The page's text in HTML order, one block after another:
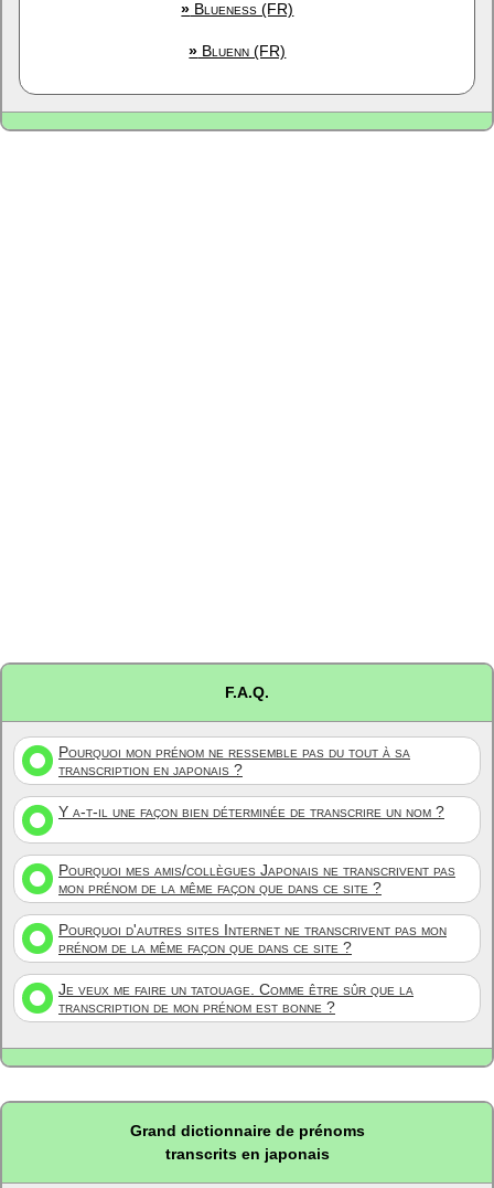
» Blueness (FR)
» Bluenn (FR)
F.A.Q.
Pourquoi mon prénom ne ressemble pas du tout à sa
transcription en japonais ?
Y a-t-il une façon bien déterminée de transcrire un nom ?
Pourquoi mes amis/collègues Japonais ne transcrivent pas
mon prénom de la même façon que dans ce site ?
Pourquoi d'autres sites Internet ne transcrivent pas mon
prénom de la même façon que dans ce site ?
Je veux me faire un tatouage. Comme être sûr que la
transcription de mon prénom est bonne ?
Grand dictionnaire de prénoms
transcrits en japonais